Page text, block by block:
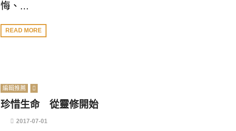
悔、...
READ MORE
編輯推薦
珍惜生命 從靈修開始
2017-07-01